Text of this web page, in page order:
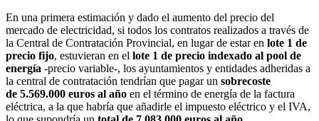
En una primera estimación y dado el aumento del precio del
mercado de electricidad, si todos los contratos realizados a través de
la Central de Contratación Provincial, en lugar de estar en lote 1 de
precio fijo, estuvieran en el lote 1 de precio indexado al pool de
energía -precio variable-, los ayuntamientos y entidades adheridas a
la central de contratación tendrían que pagar un sobrecoste
de 5.569.000 euros al año en el término de energía de la factura
eléctrica, a la que habría que añadirle el impuesto eléctrico y el IVA,